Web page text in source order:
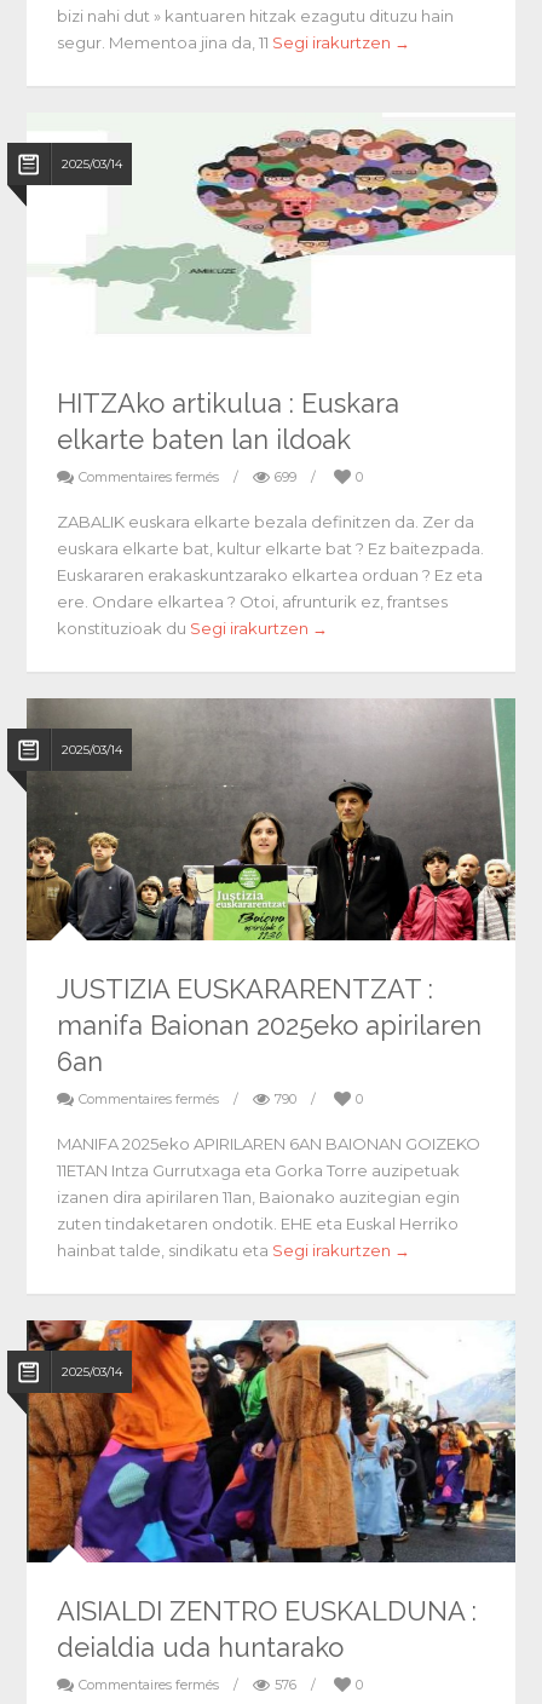
bizi nahi dut » kantuaren hitzak ezagutu dituzu hain
segur. Mementoa jina da, 11 Segi irakurtzen →
2025/03/14
HITZAko artikulua : Euskara
elkarte baten lan ildoak
Commentaires fermés / 699 / 0
ZABALIK euskara elkarte bezala definitzen da. Zer da
euskara elkarte bat, kultur elkarte bat ? Ez baitezpada.
Euskararen erakaskuntzarako elkartea orduan ? Ez eta
ere. Ondare elkartea ? Otoi, afrunturik ez, frantses
konstituzioak du Segi irakurtzen →
2025/03/14
JUSTIZIA EUSKARARENTZAT :
manifa Baionan 2025eko apirilaren
6an
Commentaires fermés / 790 / 0
MANIFA 2025eko APIRILAREN 6AN BAIONAN GOIZEKO
11ETAN Intza Gurrutxaga eta Gorka Torre auzipetuak
izanen dira apirilaren 11an, Baionako auzitegian egin
zuten tindaketaren ondotik. EHE eta Euskal Herriko
hainbat talde, sindikatu eta Segi irakurtzen →
2025/03/14
AISIALDI ZENTRO EUSKALDUNA :
deialdia uda huntarako
Commentaires fermés / 576 / 0